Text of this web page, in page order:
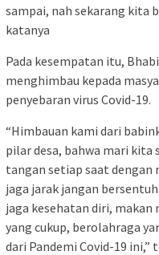
sampai, nah sekarang kita
katanya
Pada kesempatan itu,
menghimbau kepada
penyebaran virus Covid-19.
“Himbauan kami dari
pilar desa, bahwa mari kita
tangan setiap saat dengan
jaga jarak jangan
jaga kesehatan diri,
yang cukup, berolahraga
dari Pandemi Covid-19 ini,”